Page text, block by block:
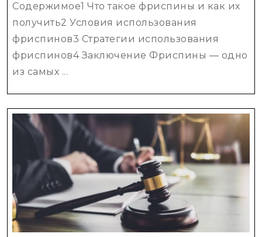
онлайн
казино:
как
они
и
как
их
использовать
Содержимое1 Что такое фриспины и как их
получить2 Условия использования
фриспинов3 Стратегии использования
фриспинов4 Заключение Фриспины — одно
из самых ...